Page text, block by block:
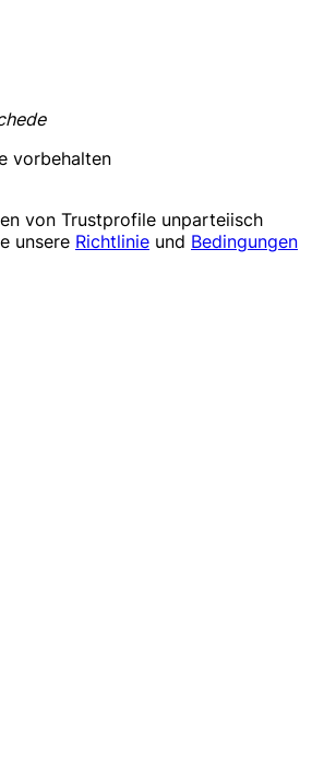
vorbehalten
von Trustprofile unparteiisch
unsere Richtlinie und Bedingungen